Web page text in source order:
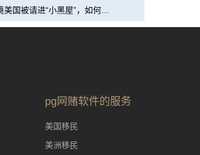
美国被请进“小黑屋”，如何…
pg网赌软件的服务
美国移民
美洲移民